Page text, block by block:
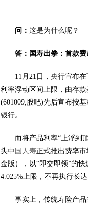
问： 这是为什么呢？
答：国寿出拳：首款费
11月21日，央行宣布在
利率浮动区间上限，由存
(601009,股吧)先后宣布按
银行。
而将产品利率“上浮到顶
头中国人寿正式推出费率
金版），以“即交即领”的
4.025%上限，不再执行长
事实上，传统寿险产品